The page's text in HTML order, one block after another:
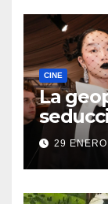
CINE
La
como
mundo
29